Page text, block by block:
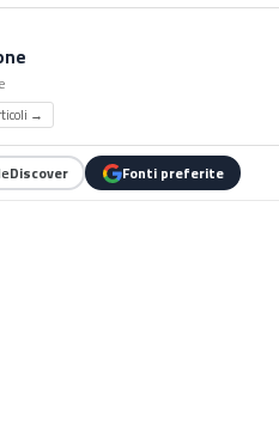
→
Discover Fonti preferite